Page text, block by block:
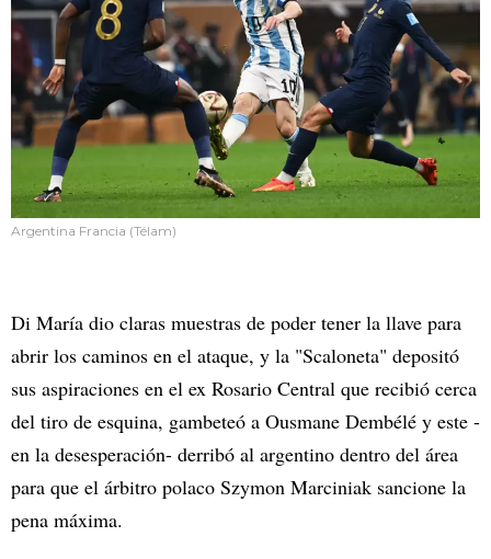
Argentina Francia (Télam)
Di María dio claras muestras de poder tener la llave para
abrir los caminos en el ataque, y la "Scaloneta" depositó
sus aspiraciones en el ex Rosario Central que recibió cerca
del tiro de esquina, gambeteó a Ousmane Dembélé y este -
en la desesperación- derribó al argentino dentro del área
para que el árbitro polaco Szymon Marciniak sancione la
pena máxima.